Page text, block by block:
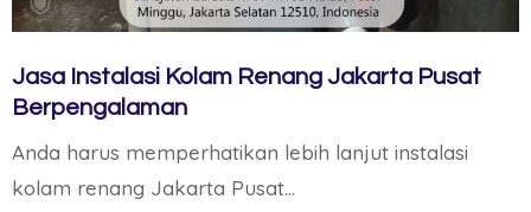
Jasa Instalasi Kolam Renang Jakarta Pusat
Berpengalaman
Anda harus memperhatikan lebih lanjut instalasi
kolam renang Jakarta Pusat…